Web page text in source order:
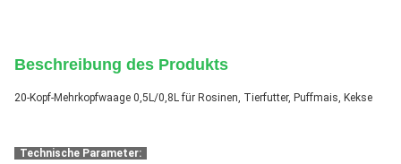
Beschreibung des Produkts
20-Kopf-Mehrkopfwaage 0,5L/0,8L für Rosinen, Tierfutter, Puffmais, Kekse
Technische Parameter: